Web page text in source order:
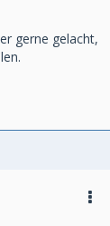
gerne gelacht,